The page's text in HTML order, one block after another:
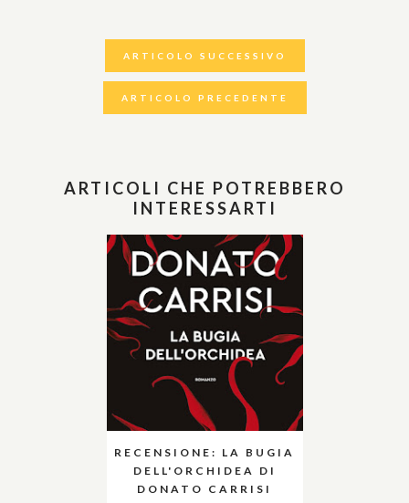
ARTICOLO SUCCESSIVO
ARTICOLO PRECEDENTE
ARTICOLI CHE POTREBBERO
INTERESSARTI
RECENSIONE: LA BUGIA
DELL'ORCHIDEA DI
DONATO CARRISI